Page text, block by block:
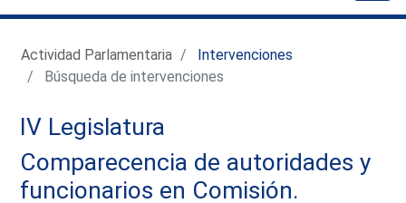
Actividad Parlamentaria
Intervenciones
Búsqueda de intervenciones
IV Legislatura
Comparecencia de autoridades y
funcionarios en Comisión.